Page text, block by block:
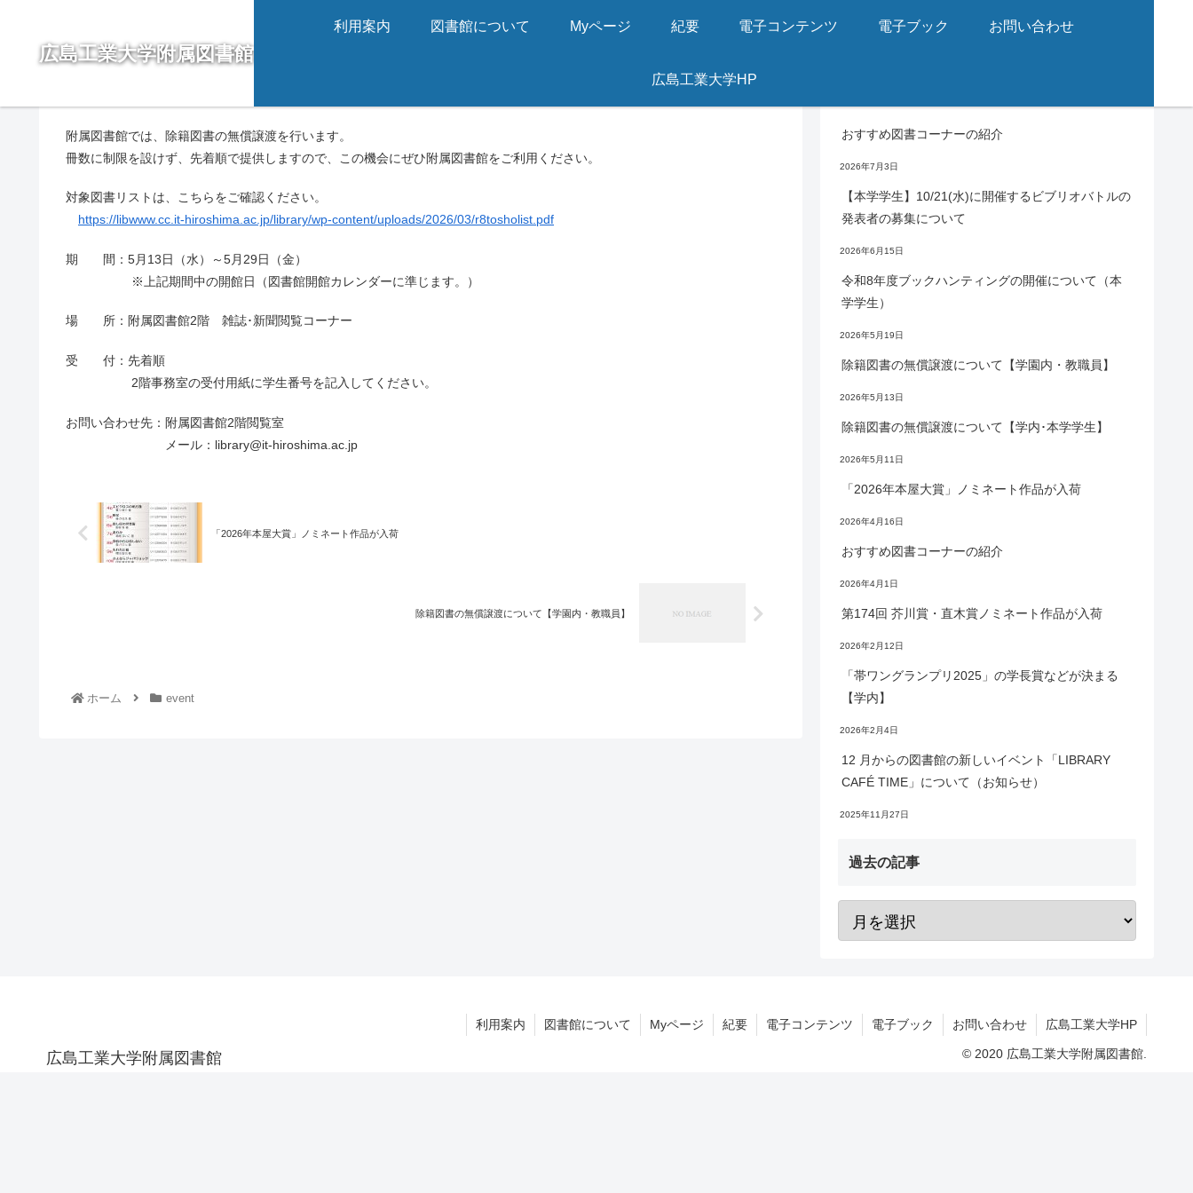
広島工業大学附属図書館
利用案内 図書館について Myページ 紀要 電子コンテンツ 電子ブック お問い合わせ
広島工業大学HP
event
附属図書館では、除籍図書の無償譲渡を行います。
冊数に制限を設けず、先着順で提供しますので、この機会にぜひ附属図書館をご利用ください。
対象図書リストは、こちらをご確認ください。
https://libwww.cc.it-hiroshima.ac.jp/library/wp-content/uploads/2026/03/r8tosholist.pdf
期 間：5月13日（水）～5月29日（金）
※上記期間中の開館日（図書館開館カレンダーに準じます。）
場 所：附属図書館2階 雑誌･新聞閲覧コーナー
受 付：先着順
2階事務室の受付用紙に学生番号を記入してください。
お問い合わせ先：附属図書館2階閲覧室
メール：library@it-hiroshima.ac.jp
「2026年本屋大賞」ノミネート作品が入荷
除籍図書の無償譲渡について【学園内・教職員】
ホーム event
おすすめ図書コーナーの紹介
2026年7月3日
【本学学生】10/21(水)に開催するビブリオバトルの
発表者の募集について
2026年6月15日
令和8年度ブックハンティングの開催について（本
学学生）
2026年5月19日
除籍図書の無償譲渡について【学園内・教職員】
2026年5月13日
除籍図書の無償譲渡について【学内･本学学生】
2026年5月11日
「2026年本屋大賞」ノミネート作品が入荷
2026年4月16日
おすすめ図書コーナーの紹介
2026年4月1日
第174回 芥川賞・直木賞ノミネート作品が入荷
2026年2月12日
「帯ワングランプリ2025」の学長賞などが決まる
【学内】
2026年2月4日
12 月からの図書館の新しいイベント「LIBRARY
CAFÉ TIME」について（お知らせ）
2025年11月27日
過去の記事
広島工業大学附属図書館
利用案内 図書館について Myページ 紀要 電子コンテンツ 電子ブック お問い合わせ 広島工業大学HP
© 2020 広島工業大学附属図書館.